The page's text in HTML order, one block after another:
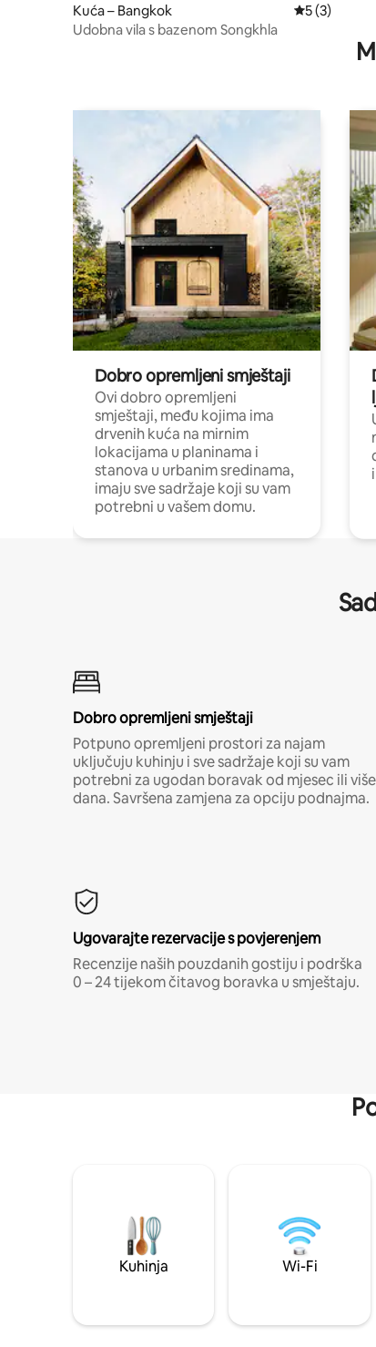
Kuća – Bangkok Prosječna
5 (3)
Udobna vila s bazenom Songkhla
Dobro opremljeni smještaji
Ovi dobro opremljeni
smještaji, među kojima ima
drvenih kuća na mirnim
lokacijama u planinama i
stanova u urbanim sredinama,
imaju sve sadržaje koji su vam
potrebni u vašem domu.
Dobro opremljeni smještaji
Potpuno opremljeni prostori za najam
uključuju kuhinju i sve sadržaje koji su vam
potrebni za ugodan boravak od mjesec ili više
dana. Savršena zamjena za opciju podnajma.
Ugovarajte rezervacije s povjerenjem
Recenzije naših pouzdanih gostiju i podrška
0 – 24 tijekom čitavog boravka u smještaju.
Kuhinja Wi-Fi